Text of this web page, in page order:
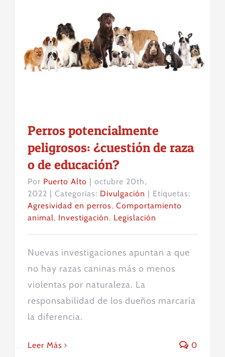
Perros potencialmente
peligrosos: ¿cuestión de raza o de
educación?
Perros potencialmente
peligrosos: ¿cuestión de raza
o de educación?
Por Puerto Alto | octubre 20th,
2022 | Categorías: Divulgación | Etiquetas:
Agresividad en perros, Comportamiento
animal, Investigación, Legislación
Nuevas investigaciones apuntan a que
no hay razas caninas más o menos
violentas por naturaleza. La
responsabilidad de los dueños marcaría
la diferencia.
Leer Más 0